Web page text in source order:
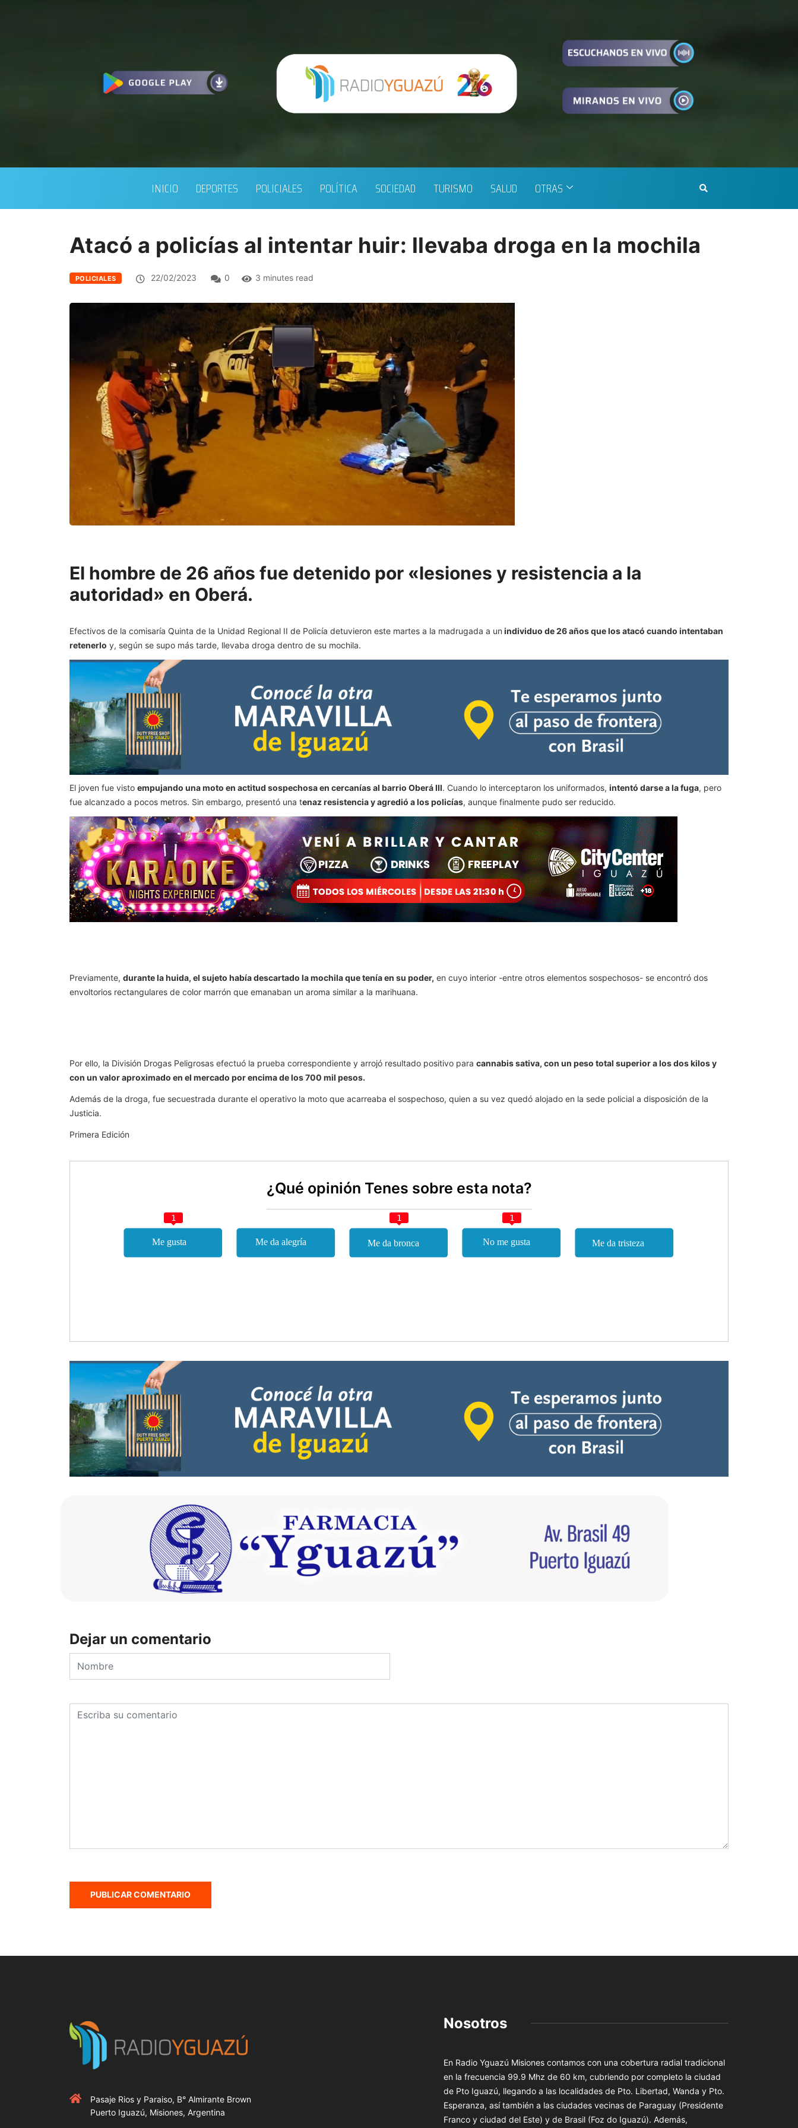
INICIO DEPORTES POLICIALES POLÍTICA SOCIEDAD TURISMO SALUD OTRAS
Atacó a policías al intentar huir: llevaba droga en la mochila
POLICIALES 22/02/2023 0 3 minutes read
El hombre de 26 años fue detenido por «lesiones y resistencia a la
autoridad» en Oberá.
Efectivos de la comisaría Quinta de la Unidad Regional II de Policía detuvieron este martes a la madrugada a un individuo de 26 años que los atacó cuando intentaban
retenerlo y, según se supo más tarde, llevaba droga dentro de su mochila.
El joven fue visto empujando una moto en actitud sospechosa en cercanías al barrio Oberá III. Cuando lo interceptaron los uniformados, intentó darse a la fuga, pero
fue alcanzado a pocos metros. Sin embargo, presentó una tenaz resistencia y agredió a los policías, aunque finalmente pudo ser reducido.
Previamente, durante la huida, el sujeto había descartado la mochila que tenía en su poder, en cuyo interior -entre otros elementos sospechosos- se encontró dos
envoltorios rectangulares de color marrón que emanaban un aroma similar a la marihuana.
Por ello, la División Drogas Peligrosas efectuó la prueba correspondiente y arrojó resultado positivo para cannabis sativa, con un peso total superior a los dos kilos y
con un valor aproximado en el mercado por encima de los 700 mil pesos.
Además de la droga, fue secuestrada durante el operativo la moto que acarreaba el sospechoso, quien a su vez quedó alojado en la sede policial a disposición de la
Justicia.
Primera Edición
¿Qué opinión Tenes sobre esta nota?
1 1 1
Dejar un comentario
Pasaje Rios y Paraiso, B° Almirante Brown
Puerto Iguazú, Misiones, Argentina
Nosotros
En Radio Yguazú Misiones contamos con una cobertura radial tradicional
en la frecuencia 99.9 Mhz de 60 km, cubriendo por completo la ciudad
de Pto Iguazú, llegando a las localidades de Pto. Libertad, Wanda y Pto.
Esperanza, así también a las ciudades vecinas de Paraguay (Presidente
Franco y ciudad del Este) y de Brasil (Foz do Iguazú). Además,